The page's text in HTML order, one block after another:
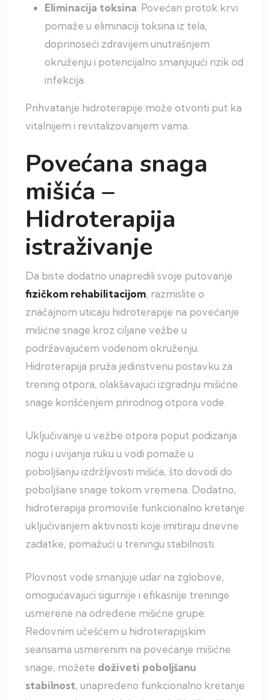
Eliminacija toksina: Povećan protok krvi
pomaže u eliminaciji toksina iz tela,
doprinoseći zdravijem unutrašnjem
okruženju i potencijalno smanjujući rizik od
infekcija.
Prihvatanje hidroterapije može otvoriti put ka
vitalnijem i revitalizovanijem vama.
Povećana snaga
mišića –
Hidroterapija
istraživanje
Da biste dodatno unapredili svoje putovanje
fizičkom rehabilitacijom, razmislite o
značajnom uticaju hidroterapije na povećanje
mišićne snage kroz ciljane vežbe u
podržavajućem vodenom okruženju.
Hidroterapija pruža jedinstvenu postavku za
trening otpora, olakšavajući izgradnju mišićne
snage korišćenjem prirodnog otpora vode.
Uključivanje u vežbe otpora poput podizanja
nogu i uvijanja ruku u vodi pomaže u
poboljšanju izdržljivosti mišića, što dovodi do
poboljšane snage tokom vremena. Dodatno,
hidroterapija promoviše funkcionalno kretanje
uključivanjem aktivnosti koje imitiraju dnevne
zadatke, pomažući u treningu stabilnosti.
Plovnost vode smanjuje udar na zglobove,
omogućavajući sigurnije i efikasnije treninge
usmerene na određene mišićne grupe.
Redovnim učešćem u hidroterapijskim
seansama usmerenim na povećanje mišićne
snage, možete doživeti poboljšanu
stabilnost, unapređeno funkcionalno kretanje